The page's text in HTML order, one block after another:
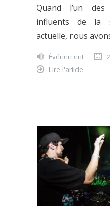
Quand l’un
influents de la
actuelle, nous
Événement
Lire l'article